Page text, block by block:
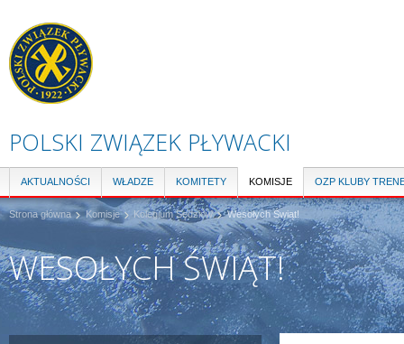
POLSKI ZWIĄZEK PŁYWACKI
AKTUALNOŚCI WŁADZE KOMITETY KOMISJE OZP KLUBY
Strona główna Komisje Kolegium Sędziów Wesołych Świąt!
WESOŁYCH ŚWIĄT!